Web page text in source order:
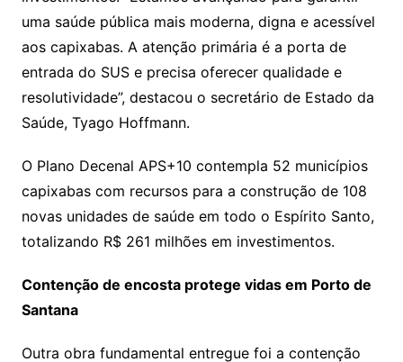
uma saúde pública mais moderna, digna e acessível
aos capixabas. A atenção primária é a porta de
entrada do SUS e precisa oferecer qualidade e
resolutividade”, destacou o secretário de Estado da
Saúde, Tyago Hoffmann.
O Plano Decenal APS+10 contempla 52 municípios
capixabas com recursos para a construção de 108
novas unidades de saúde em todo o Espírito Santo,
totalizando R$ 261 milhões em investimentos.
Contenção de encosta protege vidas em Porto de
Santana
Outra obra fundamental entregue foi a contenção